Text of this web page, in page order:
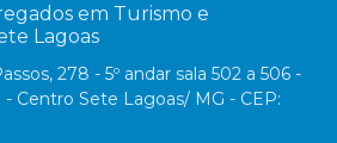
em Turismo e
Lagoas
278 - 5º andar sala 502 a 506 -
- Centro Sete Lagoas/ MG - CEP: